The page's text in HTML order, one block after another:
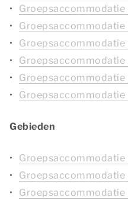
Groepsaccommodatie
Groepsaccommodatie
Groepsaccommodatie
Groepsaccommodatie
Groepsaccommodatie
Groepsaccommodatie
Gebieden
Groepsaccommodatie
Groepsaccommodatie
Groepsaccommodatie